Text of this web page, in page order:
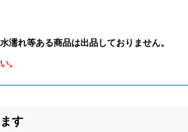
濡れ等ある商品は出品しておりません。
。
す